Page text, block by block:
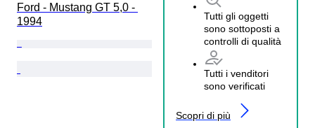
Tutti gli oggetti
sono sottoposti a
controlli di qualità
Tutti i venditori
sono verificati
Scopri di più
Ford - Mustang GT 5,0 -
1994